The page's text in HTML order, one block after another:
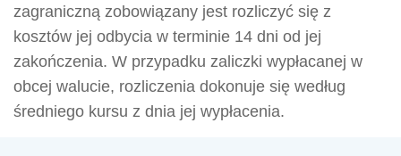
zagraniczną zobowiązany jest rozliczyć się z
kosztów jej odbycia w terminie 14 dni od jej
zakończenia. W przypadku zaliczki wypłacanej w
obcej walucie, rozliczenia dokonuje się według
średniego kursu z dnia jej wypłacenia.